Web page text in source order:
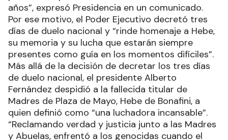
años”, expresó Presidencia en un comunicado.
Por ese motivo, el Poder Ejecutivo decretó tres
días de duelo nacional y “rinde homenaje a Hebe,
su memoria y su lucha que estarán siempre
presentes como guía en los momentos difíciles”.
Más allá de la decisión de decretar los tres días
de duelo nacional, el presidente Alberto
Fernández despidió a la fallecida titular de
Madres de Plaza de Mayo, Hebe de Bonafini, a
quien definió como “una luchadora incansable”.
“Reclamando verdad y justicia junto a las Madres
y Abuelas, enfrentó a los genocidas cuando el